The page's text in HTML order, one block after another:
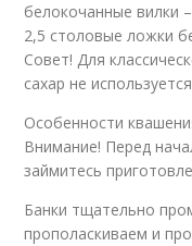
белокочанные вилки
2,5 столовые ложки
Совет! Для
сахар не
Особенности
Внимание! Перед
займитесь
Банки тщательно
прополаскиваем и